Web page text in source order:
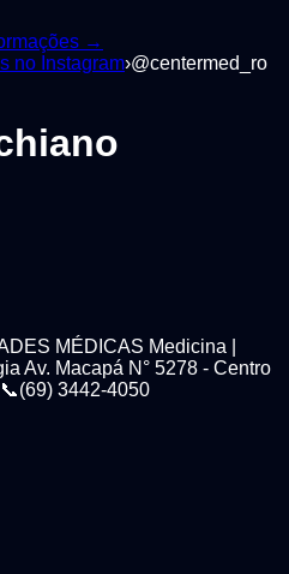
→
no Instagram›@centermed_ro
MÉDICAS Medicina |
Av. Macapá N° 5278 - Centro
3442-4050